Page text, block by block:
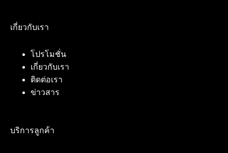
เกี่ยวกับเรา
โปรโมชั่น
เกี่ยวกับเรา
ติดต่อเรา
ข่าวสาร
บริการลูกค้า